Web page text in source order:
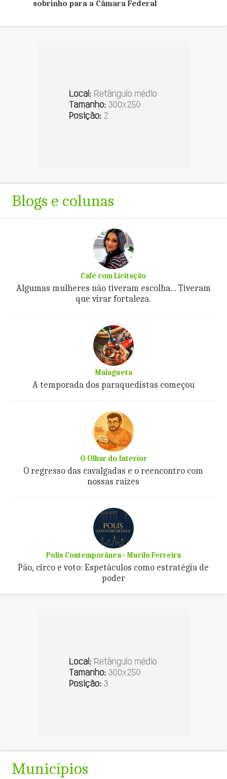
sobrinho para a Câmara Federal
Blogs e colunas
Café com Licitação
Algumas mulheres não tiveram escolha... Tiveram
que virar fortaleza.
Malagueta
A temporada dos paraquedistas começou
O Olhar do Interior
O regresso das cavalgadas e o reencontro com
nossas raízes
Polis Contemporânea - Murilo Ferreira
Pão, circo e voto: Espetáculos como estratégia de
poder
Municípios